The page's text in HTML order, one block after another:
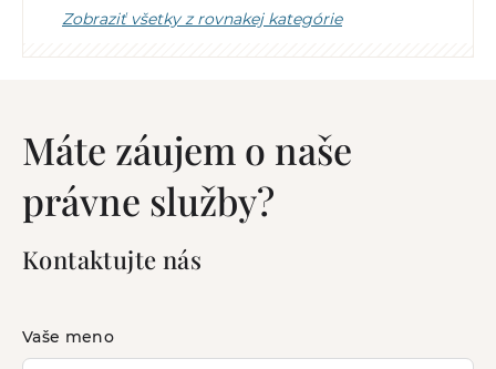
Zobraziť všetky z rovnakej kategórie
Máte záujem o naše
právne služby?
Kontaktujte nás
Vaše meno